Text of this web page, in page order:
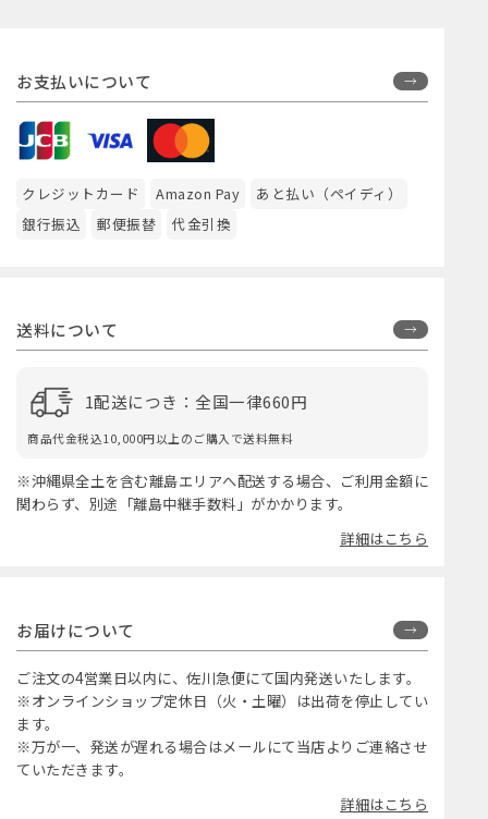
お支払いについて
クレジットカード Amazon Pay
あと払い（ペイディ）
銀行振込
郵便振替 代金引換
送料について
1配送につき：全国一律660円
商品代金税込10,000円以上のご購入で送料無料
※沖縄県全土を含む離島エリアへ配送する場合、ご利用金額に
関わらず、別途「離島中継手数料」がかかります。
詳細はこちら
お届けについて
ご注文の4営業日以内に、佐川急便にて国内発送いたします。
※オンラインショップ定休日（火・土曜）は出荷を停止してい
ます。
※万が一、発送が遅れる場合はメールにて当店よりご連絡させ
ていただきます。
詳細はこちら